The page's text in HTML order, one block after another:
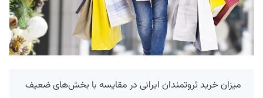
میزان خرید ثروتمندان ایرانی در مقایسه با بخش‌های ضعیف